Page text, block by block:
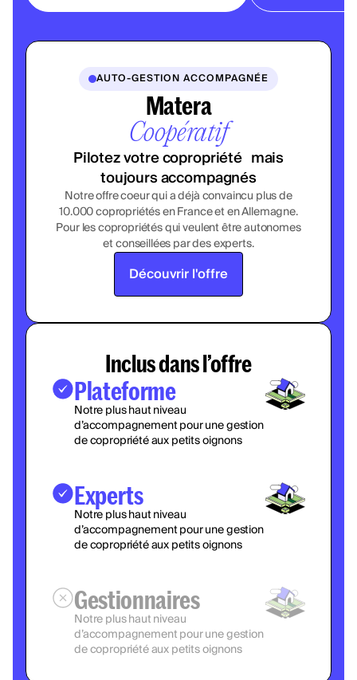
AUTO-GESTION ACCOMPAGNÉE
Matera
Coopératif
Pilotez votre copropriété mais
toujours accompagnés
Notre offre coeur qui a déjà convaincu plus de
10.000 copropriétés en France et en Allemagne.
Pour les copropriétés qui veulent être autonomes
et conseillées par des experts.
Découvrir l'offre
Inclus dans l’offre
Plateforme
Notre plus haut niveau
d’accompagnement pour une gestion
de copropriété aux petits oignons
Experts
Notre plus haut niveau
d’accompagnement pour une gestion
de copropriété aux petits oignons
Gestionnaires
Notre plus haut niveau
d’accompagnement pour une gestion
de copropriété aux petits oignons